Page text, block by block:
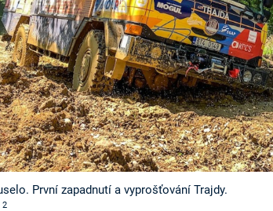
První zapadnutí a vyprošťování Trajdy.
2